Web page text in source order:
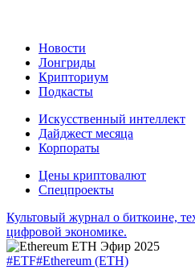
Новости
Лонгриды
Крипториум
Подкасты
Искусственный интеллект
Дайджест месяца
Корпораты
Цены криптовалют
Спецпроекты
Культовый журнал о биткоине,
цифровой экономике.
#ETF#Ethereum (ETH)